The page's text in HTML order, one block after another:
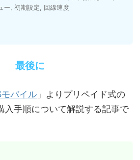
ー 初期設定 回線速度
最後に
モバイル 」よりプリペイド式の
入手順について解説する記事で